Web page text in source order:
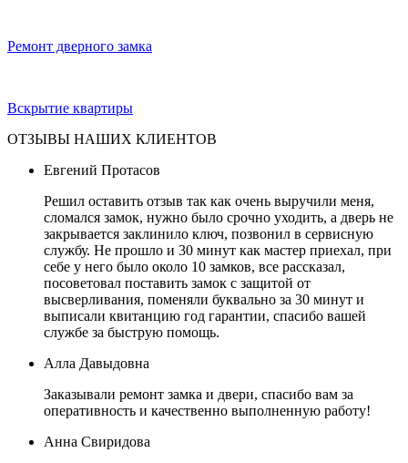
Ремонт дверного замка
Вскрытие квартиры
ОТЗЫВЫ НАШИХ КЛИЕНТОВ
Евгений Протасов
Решил оставить отзыв так как очень выручили меня,
сломался замок, нужно было срочно уходить, а дверь не
закрывается заклинило ключ, позвонил в сервисную
службу. Не прошло и 30 минут как мастер приехал, при
себе у него было около 10 замков, все рассказал,
посоветовал поставить замок с защитой от
высверливания, поменяли буквально за 30 минут и
выписали квитанцию год гарантии, спасибо вашей
службе за быструю помощь.
Алла Давыдовна
Заказывали ремонт замка и двери, спасибо вам за
оперативность и качественно выполненную работу!
Анна Свиридова